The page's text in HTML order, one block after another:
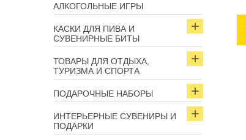
АЛКОГОЛЬНЫЕ ИГРЫ
КАСКИ ДЛЯ ПИВА И
СУВЕНИРНЫЕ БИТЫ
ТОВАРЫ ДЛЯ ОТДЫХА,
ТУРИЗМА И СПОРТА
ПОДАРОЧНЫЕ НАБОРЫ
ИНТЕРЬЕРНЫЕ СУВЕНИРЫ И
ПОДАРКИ